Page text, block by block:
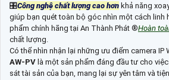
🎛Công nghệ chất lượng cao hơn khả năng
giúp bạn quét toàn bộ góc nhìn một cách linh
phẩm chính hãng tại An Thành Phát ®️Hoàn
chất lượng.
Có thể nhìn nhận lại những ưu điểm camera IP
AW-PV là một sản phẩm đáng đầu tư cho
sát tài sản của bạn, mang lại sự yên tâm và